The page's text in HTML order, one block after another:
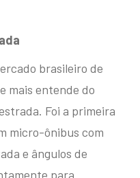
8
brasileiro de
mais entende do
Foi a primeira
micro-ônibus com
e ângulos de
para